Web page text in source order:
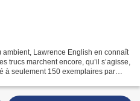
Lawrence English en connaît
trucs marchent encore, qu’il s’agisse,
à seulement 150 exemplaires par